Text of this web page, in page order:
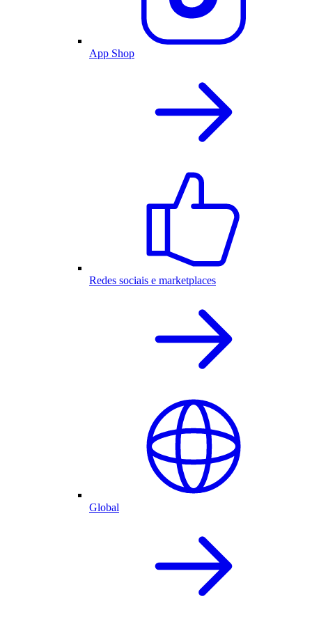
App Shop
Redes sociais e marketplaces
Global